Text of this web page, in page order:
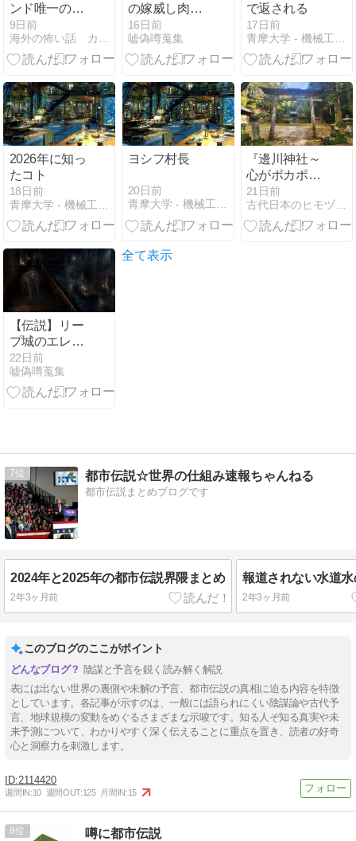
ンド唯一の城
に眠るラーナ
ック城…一族
の悲劇の悲劇
に迫る！
9日前
海外の怖い話 カイコワ
の嫁威し肉付
面――鬼面は
いつ蓮如伝説
になったのか
16日前
嘘偽噂蒐集
で返される
17日前
青摩大学 - 機械工学風庭園
2026年に知っ
たコト
18日前
青摩大学 - 機械工学風庭園
ヨシフ村長
20日前
青摩大学 - 機械工学風庭園
『邊川神社～
心がポカポカ
する神社～』
出張の合間の
神社巡り徳島
21日前
古代日本のヒモヅケ文明
【伝説】リー
プ城のエレメ
ンタルとは何
者か――腐臭
とともに現れ
22日前
嘘偽噂蒐集
全て表示
7 都市伝説☆世界の仕組み速報ちゃんねる
都市伝説まとめブログです
2024年と2025年の都市伝説界隈まとめ
2年3ヶ月前
報道されない水道
2年3ヶ月前
このブログのここがポイント
陰謀と予言を鋭く読み解く解説
表には出ない世界の裏側や未解の予言、都市伝説の真相に迫る内容を特徴
としています。各記事が示すのは、一般には語られにくい陰謀論や古代予
言、地球規模の変動をめぐるさまざまな示唆です。知る人ぞ知る真実や未
来予測について、わかりやすく深く伝えることに重点を置き、読者の好奇
心と洞察力を刺激します。
2114420
週間IN:10 週間OUT:125 月間IN:15
8 噂に都市伝説